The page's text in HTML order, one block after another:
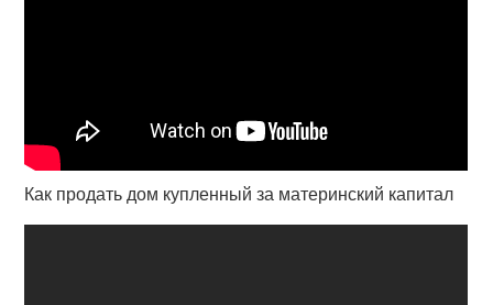
Как продать дом купленный за материнский капитал